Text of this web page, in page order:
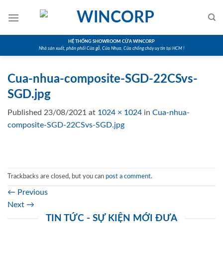
HỆ THỐNG SHOWROOM CỬA WINCORP
Nhà sản xuất, phân phối Cửa gỗ, Cửa Nhựa, Cửa chống cháy uy tín tại HCM !
Cua-nhua-composite-SGD-22CSvs-
SGD.jpg
Published 23/08/2021 at 1024 × 1024 in Cua-nhua-
composite-SGD-22CSvs-SGD.jpg
Trackbacks are closed, but you can post a comment.
← Previous
Next →
TIN TỨC - SỰ KIỆN MỚI ĐƯA